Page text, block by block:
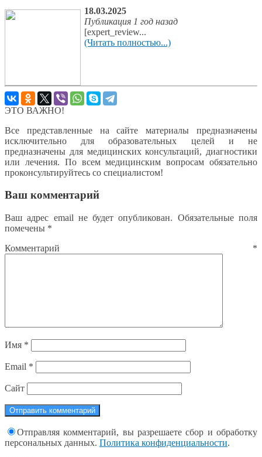
18.03.2025
Публикация 1 год назад
[expert_review...
(Читать полностью...)
ЭТО ВАЖНО!
Все представленные на сайте материалы предназначены
исключительно для образовательных целей и не
предназначены для медицинских консультаций, диагностики
или лечения. По всем медицинским вопросам обязательно
проконсультируйтесь со специалистом!
Ваш комментарий
Ваш адрес email не будет опубликован. Обязательные поля
помечены *
Комментарий *
Имя *
Email *
Сайт
Отправляя комментарий, вы разрешаете сбор и обработку
персональных данных. Политика конфиденциальности.